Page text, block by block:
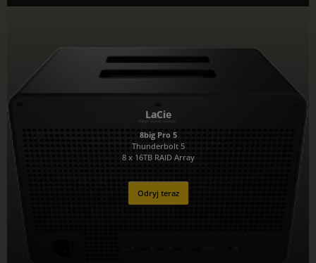
LaCie
8big Pro 5
Thunderbolt 5
8 x 16TB RAID Array
Odryj teraz